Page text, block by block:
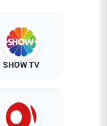
SHOW TV